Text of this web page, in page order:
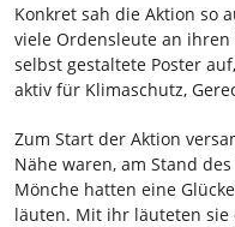
Konkret sah die Aktion so
viele Ordensleute an
selbst gestaltete Poster
aktiv für Klimaschutz,
Zum Start der Aktion
Nähe waren, am Stand
Mönche hatten eine
läuten. Mit ihr läuteten